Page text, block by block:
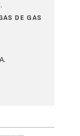
DE GAS